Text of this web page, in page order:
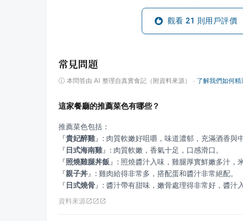
觀看 21 則用戶評價
常見問題
ⓘ 本問答由 AI 整理自真實食記（附資料來源） · 了解我們如何精
這家餐廳的推薦菜色有哪些？
『貴妃醉雞』
『 日式海南雞』
『照燒雞腿丼飯 』
『親子丼 』
『 日式燒骨 』 : 醬汁帶有甜味，嫩骨處理得非常好，醬汁
資料來源